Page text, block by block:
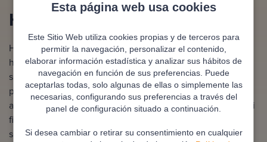
Esta página web usa cookies
Este Sitio Web utiliza cookies propias y de terceros para
permitir la navegación, personalizar el contenido,
elaborar información estadística y analizar sus hábitos de
navegación en función de sus preferencias. Puede
aceptarlas todas, solo algunas de ellas o simplemente las
necesarias, configurando sus preferencias a través del
panel de configuración situado a continuación.
Si desea cambiar o retirar su consentimiento en cualquier
Housfy broker hipotecario
Housfy broker hipotecario te ayuda a conseguir la mejor
hipoteca negociando directamente con más de 20 bancos,
sin coste inicial y con acompañamiento personalizado. El
proceso es 100 % online, rápido y transparente: desde el
análisis financiero hasta la firma del préstamo. Solo pagas si
finalmente firmas la hipoteca, garantizando un servicio
seguro, eficiente y sin compromiso